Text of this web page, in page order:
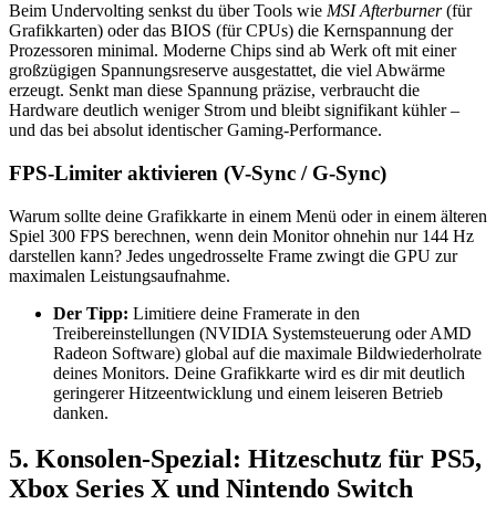
Beim Undervolting senkst du über Tools wie MSI Afterburner(für
Grafikkarten) oder das BIOS (für CPUs) die Kernspannung der
Prozessoren minimal. Moderne Chips sind ab Werk oft mit einer
großzügigen Spannungsreserve ausgestattet, die viel Abwärme
erzeugt. Senkt man diese Spannung präzise, verbraucht die
Hardware deutlich weniger Strom und bleibt signifikant kühler –
und das bei absolut identischer Gaming-Performance.
FPS-Limiter aktivieren (V-Sync / G-Sync)
Warum sollte deine Grafikkarte in einem Menü oder in einem älteren
Spiel 300 FPS berechnen, wenn dein Monitor ohnehin nur 144 Hz
darstellen kann? Jedes ungedrosselte Frame zwingt die GPU zur
maximalen Leistungsaufnahme.
Der Tipp: Limitiere deine Framerate in den
Treibereinstellungen (NVIDIA Systemsteuerung oder AMD
Radeon Software) global auf die maximale Bildwiederholrate
deines Monitors. Deine Grafikkarte wird es dir mit deutlich
geringerer Hitzeentwicklung und einem leiseren Betrieb
danken.
5. Konsolen-Spezial: Hitzeschutz für PS5,
Xbox Series X und Nintendo Switch